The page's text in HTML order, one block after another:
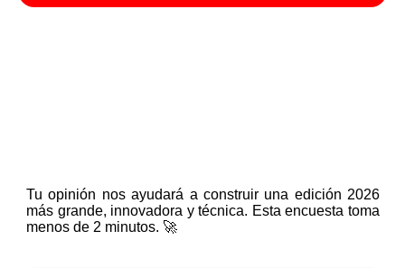
Tu opinión nos ayudará a construir una edición 2026
más grande, innovadora y técnica. Esta encuesta toma
menos de 2 minutos. 🚀